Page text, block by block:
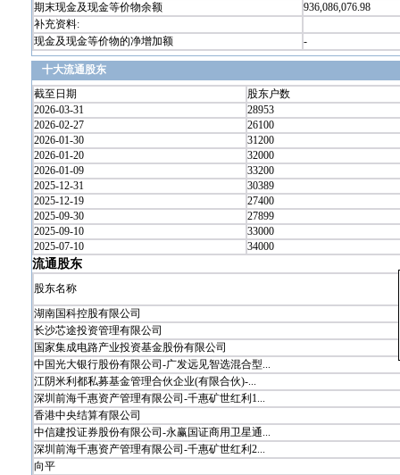
期末现金及现金等价物余额
936,086,076.98
补充资料:
现金及现金等价物的净增加额
-
十大流通股东
截至日期
股东户数
2026-03-31
28953
2026-02-27
26100
2026-01-30
31200
2026-01-20
32000
2026-01-09
33200
2025-12-31
30389
2025-12-19
27400
2025-09-30
27899
2025-09-10
33000
2025-07-10
34000
流通股东
股东名称
湖南国科控股有限公司
长沙芯途投资管理有限公司
国家集成电路产业投资基金股份有限公司
中国光大银行股份有限公司-广发远见智选混合型...
江阴米利都私募基金管理合伙企业(有限合伙)-...
深圳前海千惠资产管理有限公司-千惠矿世红利1...
香港中央结算有限公司
中信建投证券股份有限公司-永赢国证商用卫星通...
深圳前海千惠资产管理有限公司-千惠矿世红利2...
向平